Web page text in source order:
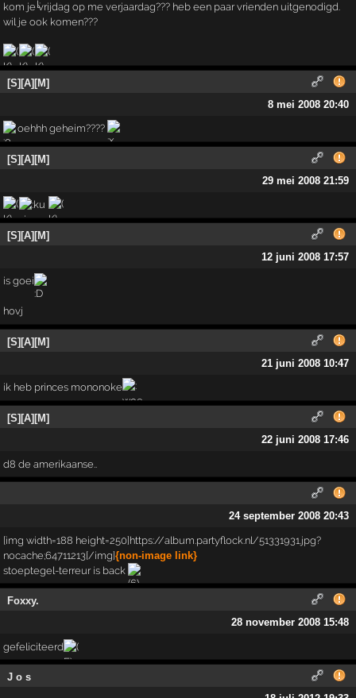
kom je vrijdag op me verjaardag??? heb een paar vrienden uitgenodigd.
wil je ook komen???
[S][A][M]
8 mei 2008 20:40
oehhh geheim????
[S][A][M]
29 mei 2008 21:59
[S][A][M]
12 juni 2008 17:57
is goei
hovj
[S][A][M]
21 juni 2008 10:47
ik heb princes mononoke
[S][A][M]
22 juni 2008 17:46
d8 de amerikaanse..
24 september 2008 20:43
[img width=188 height=250]https://album.partyflock.nl/51331931.jpg?
nocache;64711213[/img]{non-image link}
stoeptegel-terreur is back
Foxxy.
28 november 2008 15:48
gefeliciteerd
J o s